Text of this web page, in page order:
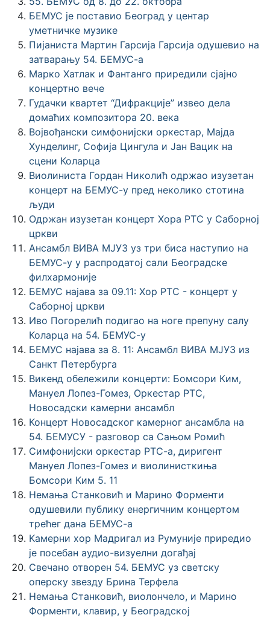
БЕМУС је поставио Београд у центар
уметничке музике
Пијаниста Мартин Гарсија Гарсија одушевио на
затварању 54. БЕМУС-а
Марко Хатлак и Фантанго приредили сјајно
концертно вече
Гудачки квартет “Дифракције” извео дела
домаћих композитора 20. века
Војвођански симфонијски оркестар, Мајда
Хунделинг, Софија Цингула и Јан Вацик на
сцени Коларца
Виолиниста Гордан Николић одржао изузетан
концерт на БЕМУС-у пред неколико стотина
људи
Одржан изузетан концерт Хора РТС у Саборној
цркви
Ансамбл ВИВА МЈУЗ уз три биса наступио на
БЕМУС-у у распродатој сали Београдске
филхармоније
БЕМУС најава за 09.11: Хор РТС - концерт у
Саборној цркви
Иво Погорелић подигао на ноге препуну салу
Коларца на 54. БЕМУС-у
БЕМУС најава за 8. 11: Ансамбл ВИВА МЈУЗ из
Санкт Петербурга
Викенд обележили концерти: Бомсори Ким,
Мануел Лопез-Гомез, Оркестар РТС,
Новосадски камерни ансамбл
Концерт Новосадског камерног ансамбла на
54. БЕМУСУ - разговор са Сањом Ромић
Симфонијски оркестар РТС-а, диригент
Мануел Лопез-Гомез и виолинисткиња
Бомсори Ким 5. 11
Немања Станковић и Марино Форменти
одушевили публику енергичним концертом
трећег дана БЕМУС-а
Kaмерни хор Мадригал из Румуније приредио
је посебан аудио-визуелни догађај
Свечано отворен 54. БЕМУС уз светску
оперску звезду Брина Терфела
Немања Станковић, виолончело, и Марино
Форменти, клавир, у Београдској